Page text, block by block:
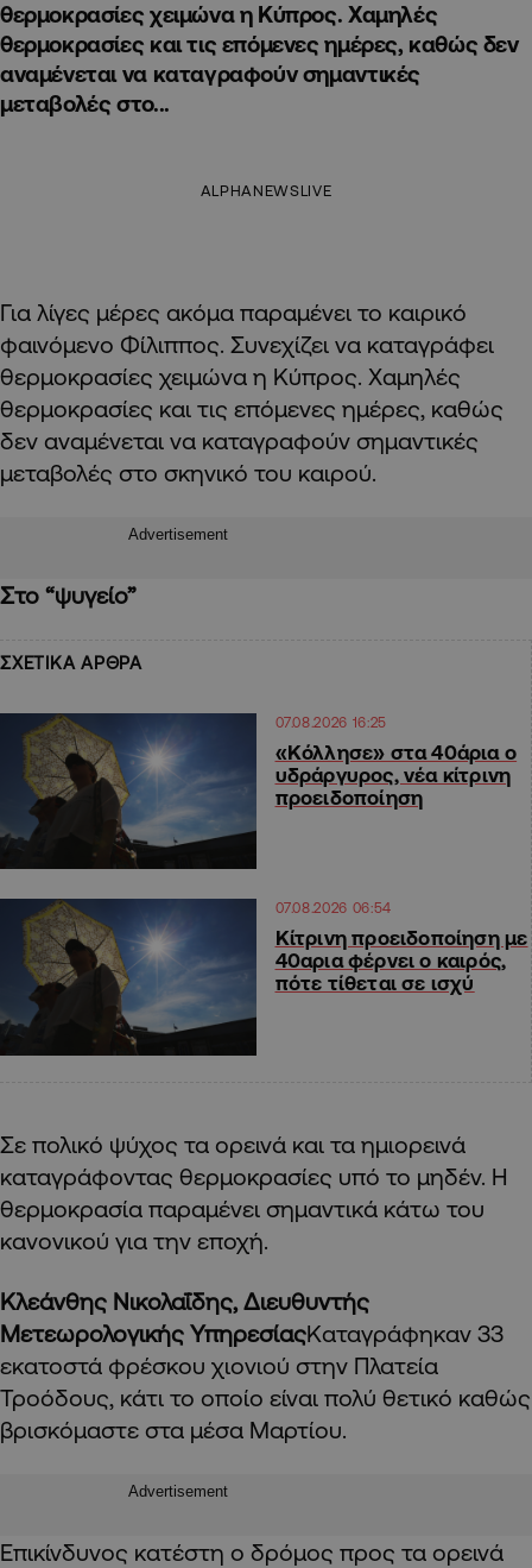
θερμοκρασίες χειμώνα η Κύπρος. Χαμηλές
θερμοκρασίες και τις επόμενες ημέρες, καθώς δεν
αναμένεται να καταγραφούν σημαντικές
μεταβολές στο...
ALPHANEWSLIVE
Για λίγες μέρες ακόμα παραμένει το καιρικό
φαινόμενο Φίλιππος. Συνεχίζει να καταγράφει
θερμοκρασίες χειμώνα η Κύπρος. Χαμηλές
θερμοκρασίες και τις επόμενες ημέρες, καθώς
δεν αναμένεται να καταγραφούν σημαντικές
μεταβολές στο σκηνικό του καιρού.
Advertisement
Στο “ψυγείο”
ΣΧΕΤΙΚΑ ΑΡΘΡΑ
07.08.2026 16:25
«Κόλλησε» στα 40άρια ο
υδράργυρος, νέα κίτρινη
προειδοποίηση
07.08.2026 06:54
Κίτρινη προειδοποίηση με
40αρια φέρνει ο καιρός,
πότε τίθεται σε ισχύ
Σε πολικό ψύχος τα ορεινά και τα ημιορεινά
καταγράφοντας θερμοκρασίες υπό το μηδέν. Η
θερμοκρασία παραμένει σημαντικά κάτω του
κανονικού για την εποχή.
Κλεάνθης Νικολαΐδης, Διευθυντής
Μετεωρολογικής ΥπηρεσίαςΚαταγράφηκαν 33
εκατοστά φρέσκου χιονιού στην Πλατεία
Τροόδους, κάτι το οποίο είναι πολύ θετικό καθώς
βρισκόμαστε στα μέσα Μαρτίου.
Advertisement
Επικίνδυνος κατέστη ο δρόμος προς τα ορεινά